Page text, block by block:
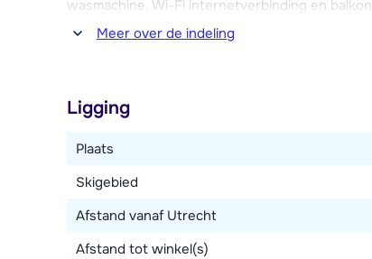
wasmachine, Wi-Fi internetverbinding en balkon.
Meer over de indeling
Ligging
Plaats
Skigebied
Afstand vanaf Utrecht
Afstand tot winkel(s)